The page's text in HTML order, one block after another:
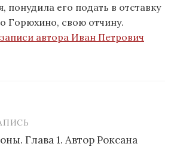
понудила его подать в отставку
Горюхино, свою отчину.
автора Иван Петрович
Глава 1. Автор Роксана